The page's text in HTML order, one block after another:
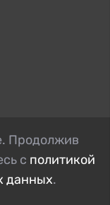
Продолжив
с политикой
данных.